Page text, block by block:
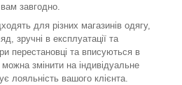
завгодно.
для різних магазинів одягу,
зручні в експлуатації та
перестановці та вписуються в
можна змінити на індивідуальне
лояльність вашого клієнта.